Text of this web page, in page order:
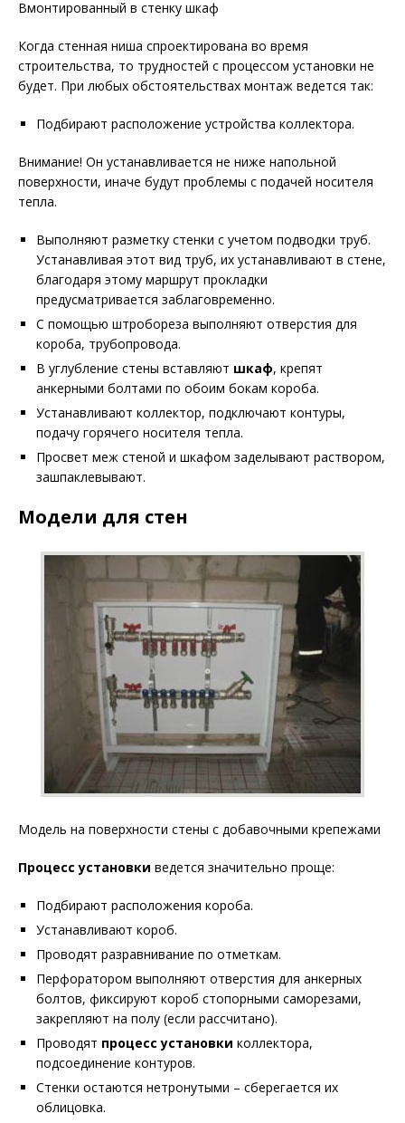
Вмонтированный в стенку шкаф
Когда стенная ниша спроектирована во время
строительства, то трудностей с процессом установки не
будет. При любых обстоятельствах монтаж ведется так:
Подбирают расположение устройства коллектора.
Внимание! Он устанавливается не ниже напольной
поверхности, иначе будут проблемы с подачей носителя
тепла.
Выполняют разметку стенки с учетом подводки труб.
Устанавливая этот вид труб, их устанавливают в стене,
благодаря этому маршрут прокладки
предусматривается заблаговременно.
С помощью штробореза выполняют отверстия для
короба, трубопровода.
В углубление стены вставляют шкаф, крепят
анкерными болтами по обоим бокам короба.
Устанавливают коллектор, подключают контуры,
подачу горячего носителя тепла.
Просвет меж стеной и шкафом заделывают раствором,
зашпаклевывают.
Модели для стен
Модель на поверхности стены с добавочными крепежами
Процесс установки ведется значительно проще:
Подбирают расположения короба.
Устанавливают короб.
Проводят разравнивание по отметкам.
Перфоратором выполняют отверстия для анкерных
болтов, фиксируют короб стопорными саморезами,
закрепляют на полу (если рассчитано).
Проводят процесс установки коллектора,
подсоединение контуров.
Стенки остаются нетронутыми – сберегается их
облицовка.